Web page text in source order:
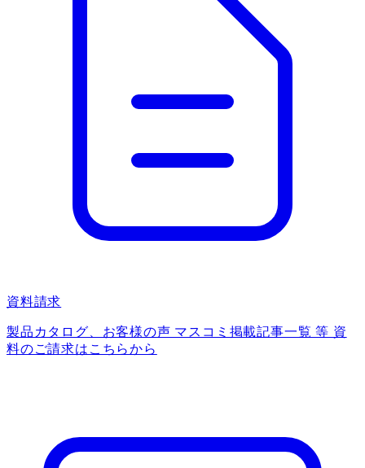
資料請求
製品カタログ、お客様の声 マスコミ掲載記事一覧 等 資
料のご請求はこちらから